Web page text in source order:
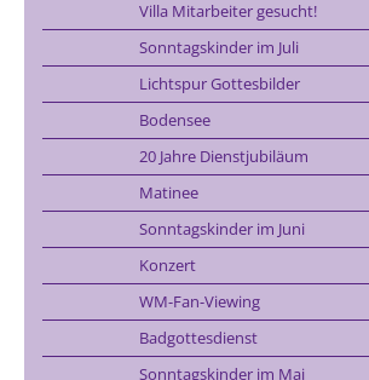
Villa Mitarbeiter gesucht!
Sonntagskinder im Juli
Lichtspur Gottesbilder
Bodensee
20 Jahre Dienstjubiläum
Matinee
Sonntagskinder im Juni
Konzert
WM-Fan-Viewing
Badgottesdienst
Sonntagskinder im Mai